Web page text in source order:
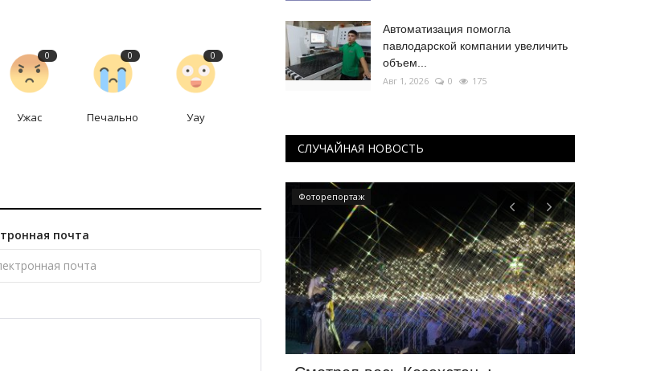
0
Ужас
0
Печально
0
Уау
почта
Автоматизация помогла
павлодарской компании увеличить
объем...
Авг 1, 2026 0 175
СЛУЧАЙНАЯ НОВОСТЬ
Фоторепортаж